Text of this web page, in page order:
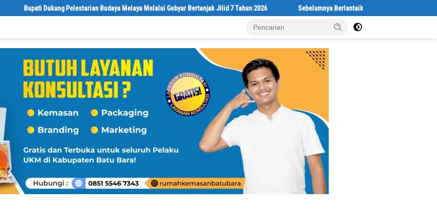
Budaya Melayu Melalui Gebyar Bertanjak Jilid 7 Tahun 2026 Sebelumnya Berlantaikan Tanah Beralaskan Tikar, Kini Ibu Paijem